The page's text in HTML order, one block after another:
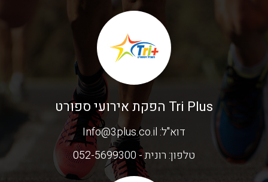
Tri Plus הפקת אירועי ספורט
דוא"ל: Info@3plus.co.il
טלפון: רונית - 052-5699300